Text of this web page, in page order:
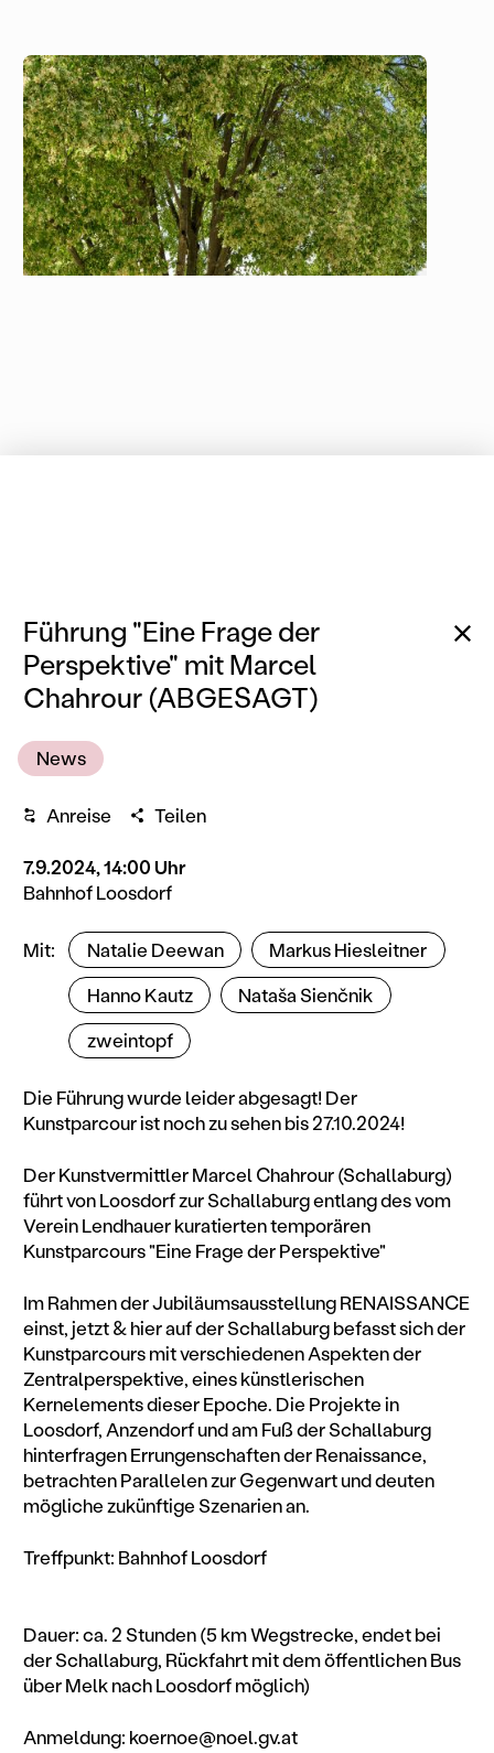
Führung "Eine Frage der
Perspektive" mit Marcel
Chahrour (ABGESAGT)
News
Anreise Teilen
7.9.2024, 14:00 Uhr
Bahnhof Loosdorf
KünstlerInnen
Mit Natalie Deewan
Markus Hiesleitner
Hanno Kautz
Nataša Sienčnik
zweintopf
Die Führung wurde leider abgesagt! Der
Kunstparcour ist noch zu sehen bis 27.10.2024!
Der Kunstvermittler Marcel Chahrour (Schallaburg)
führt von Loosdorf zur Schallaburg entlang des vom
Verein Lendhauer kuratierten temporären
Kunstparcours "Eine Frage der Perspektive"
Im Rahmen der Jubiläumsausstellung RENAISSANCE
einst, jetzt & hier auf der Schallaburg befasst sich der
Kunstparcours mit verschiedenen Aspekten der
Zentralperspektive, eines künstlerischen
Kernelements dieser Epoche. Die Projekte in
Loosdorf, Anzendorf und am Fuß der Schallaburg
hinterfragen Errungenschaften der Renaissance,
betrachten Parallelen zur Gegenwart und deuten
mögliche zukünftige Szenarien an.
Treffpunkt: Bahnhof Loosdorf
Dauer: ca. 2 Stunden (5 km Wegstrecke, endet bei
der Schallaburg, Rückfahrt mit dem öffentlichen Bus
über Melk nach Loosdorf möglich)
Anmeldung: koernoe@noel.gv.at